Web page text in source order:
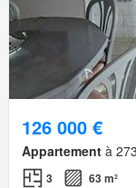
126 000 €
Appartement à
3 63 m²